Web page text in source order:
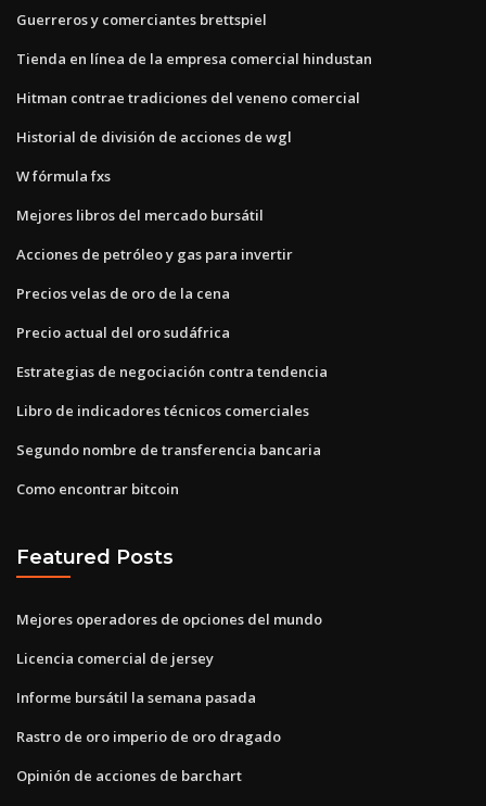
Guerreros y comerciantes brettspiel
Tienda en línea de la empresa comercial hindustan
Hitman contrae tradiciones del veneno comercial
Historial de división de acciones de wgl
W fórmula fxs
Mejores libros del mercado bursátil
Acciones de petróleo y gas para invertir
Precios velas de oro de la cena
Precio actual del oro sudáfrica
Estrategias de negociación contra tendencia
Libro de indicadores técnicos comerciales
Segundo nombre de transferencia bancaria
Como encontrar bitcoin
Featured Posts
Mejores operadores de opciones del mundo
Licencia comercial de jersey
Informe bursátil la semana pasada
Rastro de oro imperio de oro dragado
Opinión de acciones de barchart